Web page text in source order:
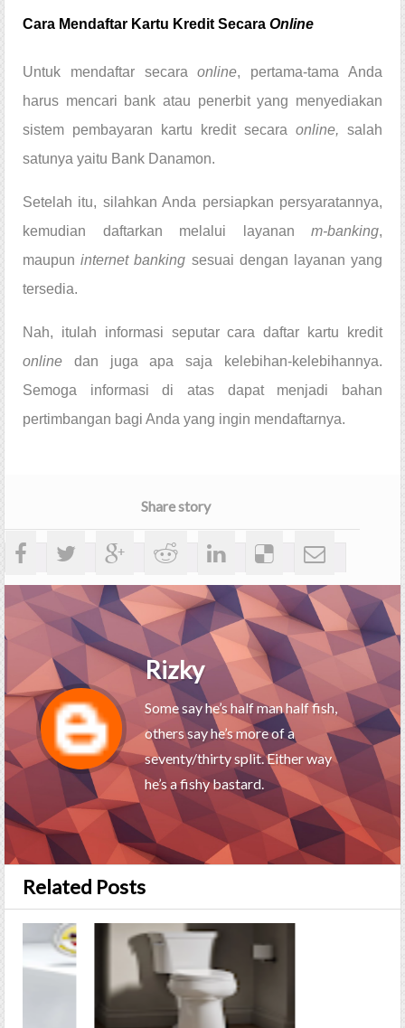
Cara Mendaftar Kartu Kredit Secara Online
Untuk mendaftar secara online, pertama-tama Anda
harus mencari bank atau penerbit yang menyediakan
sistem pembayaran kartu kredit secara online, salah
satunya yaitu Bank Danamon.
Setelah itu, silahkan Anda persiapkan persyaratannya,
kemudian daftarkan melalui layanan m-banking,
maupun internet banking sesuai dengan layanan yang
tersedia.
Nah, itulah informasi seputar cara
daftar kartu kredit
online
dan juga apa saja kelebihan-kelebihannya.
Semoga informasi di atas dapat menjadi bahan
pertimbangan bagi Anda yang ingin mendaftarnya.
Share story
Rizky
Some say he’s half man half fish,
others say he’s more of a
seventy/thirty split. Either way
he’s a fishy bastard.
Related Posts